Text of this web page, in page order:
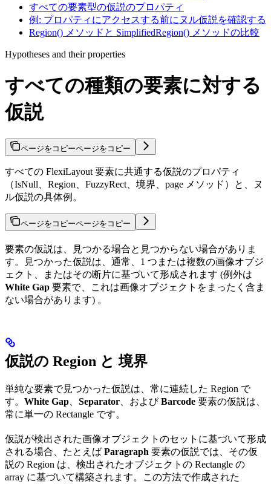
すべての要素型の仮説のプロパティ
例: プロパティにアクセスする前にヌル仮説を確認する
Region() メソッドと SimplifiedRegion() メソッドの比較
Hypotheses and their properties
すべての種類の要素に対する
仮説
ページをコピーページをコピー
すべての FlexiLayout 要素に共通する仮説のプロパティ
（IsNull、Region、FuzzyRect、境界、page メソッド）と、ヌ
ル仮説の具体例。
ページをコピーページをコピー
要素の仮説は、見つかる場合と見つからない場合がありま
す。見つかった仮説は、通常、1 つまたは複数の画像オブジ
ェクト、またはその断片に基づいて形成されます (例外は
White Gap 要素で、これは画像オブジェクトをまったく含ま
ない場合があります) 。
仮説の Region と 境界
単純な要素で見つかった仮説は、常に連続した Region で
す。 White Gap Separator 、およびBarcode 要素の仮説は、
常に単一の Rectangle です。
仮説が検出された画像オブジェクトのセットに基づいて形成
される場合、たとえば Paragraph 要素の仮説では、その仮
説の Region は、検出されたオブジェクトの Rectangle の
array に基づいて構築されます。この方法で作成された